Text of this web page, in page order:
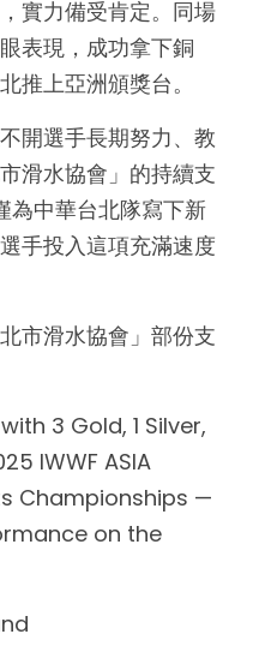
實力備受肯定。同場
表現，成功拿下銅
推上亞洲頒獎台。
開選手長期努力、教
滑水協會」的持續支
為中華台北隊寫下新
手投入這項充滿速度
市滑水協會」部份支
3 Gold, 1 Silver,
IWWF ASIA
Championships —
on the